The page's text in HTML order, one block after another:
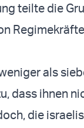
teilte die
als
dass ihnen
die